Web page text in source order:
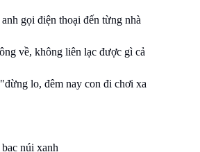
gọi điện thoại đến từng nhà
về, không liên lạc được gì cả
lo, đêm nay con đi chơi xa
núi xanh